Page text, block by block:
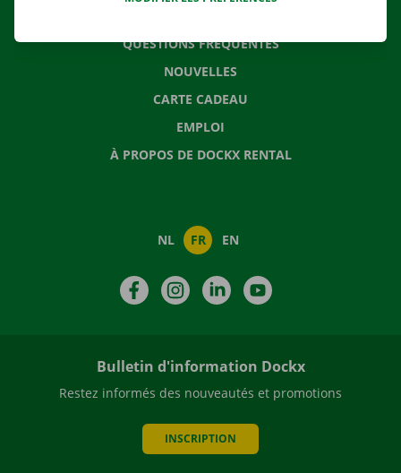
QUESTIONS FRÉQUENTES
NOUVELLES
CARTE CADEAU
EMPLOI
À PROPOS DE DOCKX RENTAL
NL FR EN
FacebookInstagramLinkedIn
Bulletin d'information Dockx
Restez informés des nouveautés et promotions
INSCRIPTION